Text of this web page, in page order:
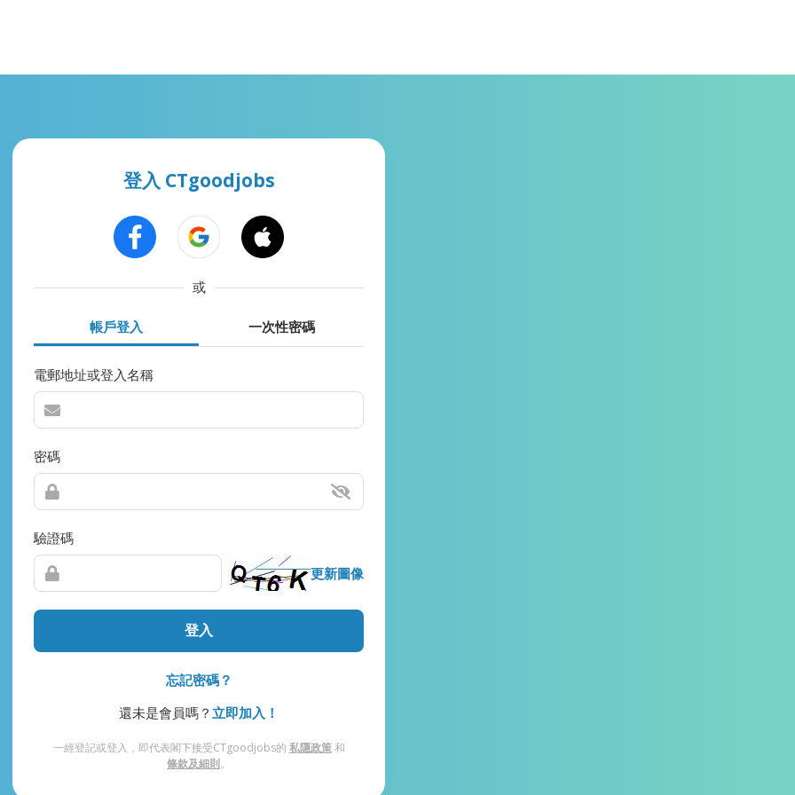
登入 CTgoodjobs
或
帳戶登入 一次性密碼
電郵地址或登入名稱
密碼
驗證碼
更新圖像
登入
忘記密碼？
還未是會員嗎？ 立即加入！
一經登記或登入，即代表閣下接受CTgoodjobs的 私隱政策和
條款及細則。